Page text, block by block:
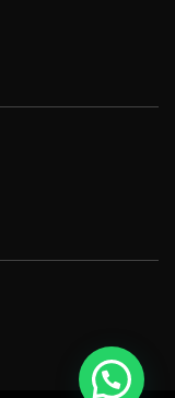
ile
ve
Nelere